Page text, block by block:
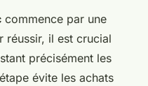
commence par une
réussir, il est crucial
précisément les
évite les achats